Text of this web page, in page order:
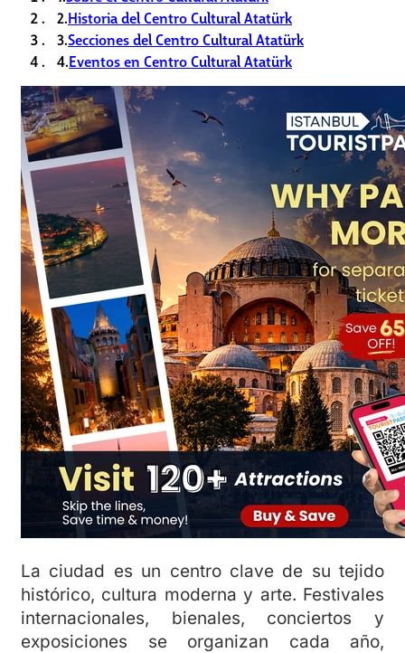
2.Historia del Centro Cultural Atatürk
3.Secciones del Centro Cultural Atatürk
4.Eventos en Centro Cultural Atatürk
La ciudad es un centro clave de su tejido
histórico, cultura moderna y arte. Festivales
internacionales, bienales, conciertos y
exposiciones se organizan cada año,